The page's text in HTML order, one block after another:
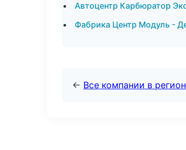
Автоцентр Карбюратор
Фабрика Центр Модуль -
← Все компании в